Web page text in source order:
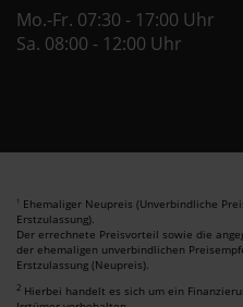
Mo.-Fr. 07:30 - 17:00 Uhr
Sa. 08:00 - 12:00 Uhr
1 Ehemaliger Neupreis (Unverbindliche
Erstzulassung).
Der errechnete Preisvorteil sowie die
der ehemaligen unverbindlichen
Erstzulassung (Neupreis).
2 Hierbei handelt es sich um ein